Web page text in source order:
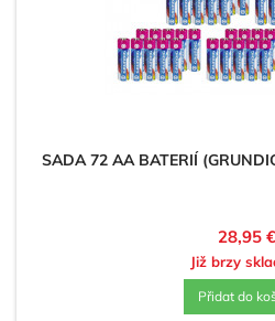
SADA 72 AA BATERIÍ
Cena
28,95 €
Již brzy
Přidat do